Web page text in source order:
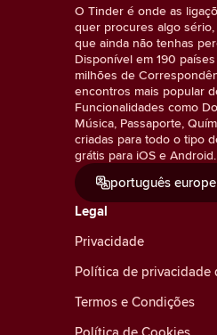
O Tinder é onde as
quer procures algo
que ainda não tenhas
Disponível em 190
milhões de
encontros mais popular
Funcionalidades como
Música, Passaporte,
criadas para todo o tipo
grátis para iOS e Android.
português
Legal
Privacidade
Política de privacidade
Termos e Condições